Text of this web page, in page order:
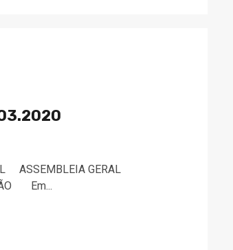
ASSEMBLEIA GERAL
Em...